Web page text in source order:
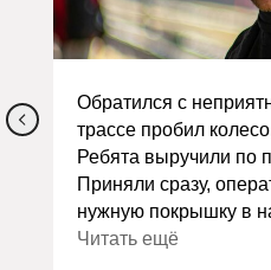
Обратился с
трассе пробил
Ребята выручили по
Приняли сразу,
нужную покрышку в
сделали
Читать ещё